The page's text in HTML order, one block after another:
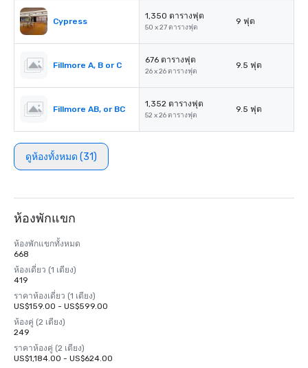
Cypress
1,350 ตารางฟุต
50 x 27 ตารางฟุต
9 ฟุต
Fillmore A, B or C
676 ตารางฟุต
26 x 26 ตารางฟุต
9.5 ฟุต
Fillmore AB, or BC
1,352 ตารางฟุต
52 x 26 ตารางฟุต
9.5 ฟุต
ดูห้องทั้งหมด (31)
ห้องพักแขก
ห้องพักแขกทั้งหมด
668
ห้องเดี่ยว (1 เตียง)
419
ราคาห้องเดี่ยว (1 เตียง)
US$159.00 - US$599.00
ห้องคู่ (2 เตียง)
249
ราคาห้องคู่ (2 เตียง)
US$1,184.00 - US$624.00